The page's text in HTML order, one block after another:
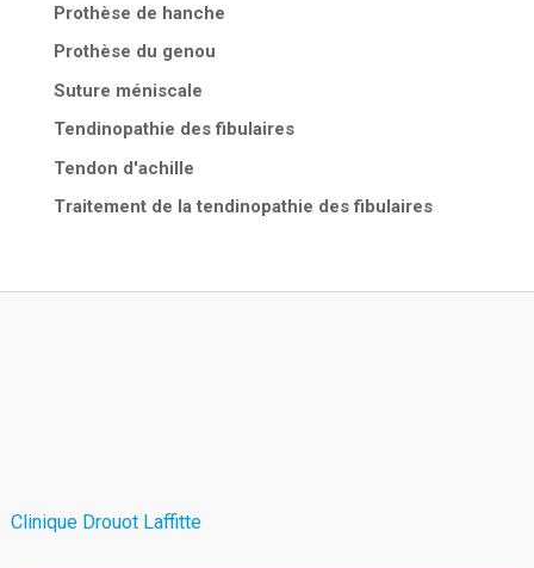
Prothèse de hanche
Prothèse du genou
Suture méniscale
Tendinopathie des fibulaires
Tendon d'achille
Traitement de la tendinopathie des fibulaires
Clinique Drouot Laffitte